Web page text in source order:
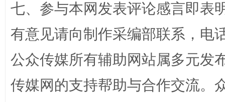
网上购药对药下症？
七、参与本网发表评论感言即表
有意见请向制作采编部联系，电
公众传媒所有辅助网站属多元发
传媒网的支持帮助与合作交流。